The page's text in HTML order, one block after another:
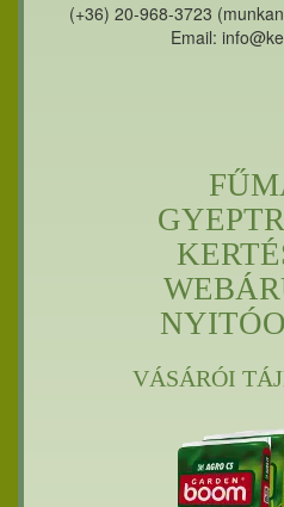
(+36) 20-968-3723
Email:
VÁSÁRÓI